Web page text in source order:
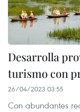
Desarrolla
turismo con
26/04/2023 03:55
Con abundantes